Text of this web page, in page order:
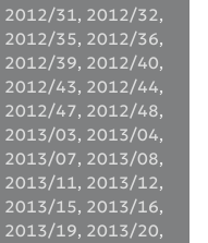
2012/31, 2012/32,
2012/35, 2012/36,
2012/39, 2012/40,
2012/43, 2012/44,
2012/47, 2012/48,
2013/03, 2013/04,
2013/07, 2013/08,
2013/11, 2013/12,
2013/15, 2013/16,
2013/19, 2013/20,